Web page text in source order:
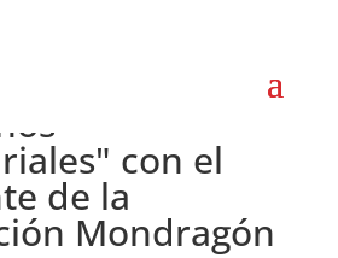
con el
de la
Mondragón